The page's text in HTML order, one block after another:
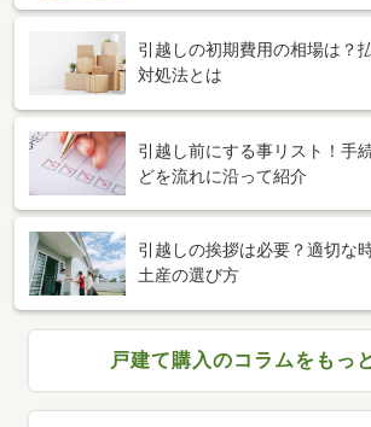
引越しの初期費用の相場は？
対処法とは
引越し前にする事リスト！手
どを流れに沿って紹介
引越しの挨拶は必要？適切な
土産の選び方
戸建て購入のコラムをもっ